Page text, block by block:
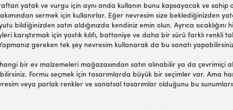
yatak ve vurgu için aynı anda kullanın bunu kapsayacak ve sahip
sermek için kullanırlar. Eğer nevresim size beklediğinizden
bildiğinizden satın aldığınızda kendiniz emin olun. Ayrıca
karıştırmak için yastık kılıfı, battaniye ve daha bir sürü farklı
gereken tek şey nevresim kullanarak da bu sanatı
bir ev malzemeleri mağazasından satın alınabilir ya da çevrimiçi
Formu seçmek için tasarımlarda büyük bir seçimler var. Ama
veya parlak renkler ve sanatsal tasarımlar olduğunu bu